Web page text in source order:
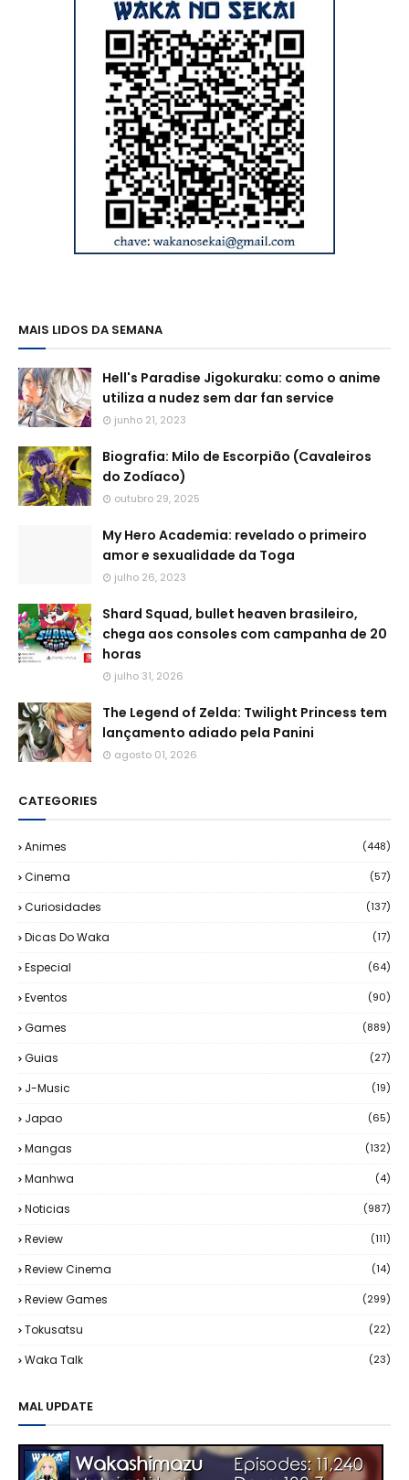
MAIS LIDOS DA SEMANA
Hell's Paradise Jigokuraku: como o anime
utiliza a nudez sem dar fan service
junho 21, 2023
Biografia: Milo de Escorpião (Cavaleiros
do Zodíaco)
outubro 29, 2025
My Hero Academia: revelado o primeiro
amor e sexualidade da Toga
julho 26, 2023
Shard Squad, bullet heaven brasileiro,
chega aos consoles com campanha de 20
horas
julho 31, 2026
The Legend of Zelda: Twilight Princess tem
lançamento adiado pela Panini
agosto 01, 2026
CATEGORIES
Animes (448)
Cinema (57)
Curiosidades (137)
Dicas Do Waka (17)
Especial (64)
Eventos (90)
Games (889)
Guias (27)
J-Music (19)
Japao (65)
Mangas (132)
Manhwa (4)
Noticias (987)
Review (111)
Review Cinema (14)
Review Games (299)
Tokusatsu (22)
Waka Talk (23)
MAL UPDATE